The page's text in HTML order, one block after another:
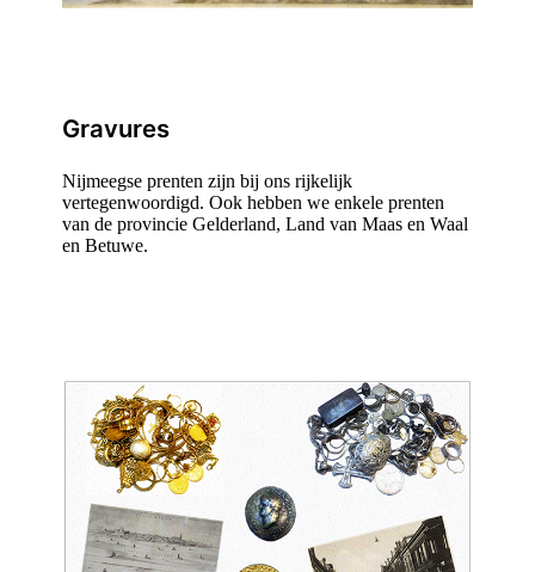
Gravures
Nijmeegse prenten zijn bij ons rijkelijk
vertegenwoordigd. Ook hebben we enkele prenten
van de provincie Gelderland, Land van Maas en Waal
en Betuwe.